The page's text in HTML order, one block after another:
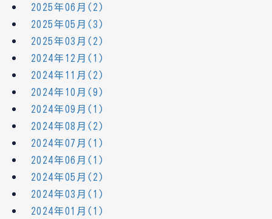
2025年06月(2)
2025年05月(3)
2025年03月(2)
2024年12月(1)
2024年11月(2)
2024年10月(9)
2024年09月(1)
2024年08月(2)
2024年07月(1)
2024年06月(1)
2024年05月(2)
2024年03月(1)
2024年01月(1)